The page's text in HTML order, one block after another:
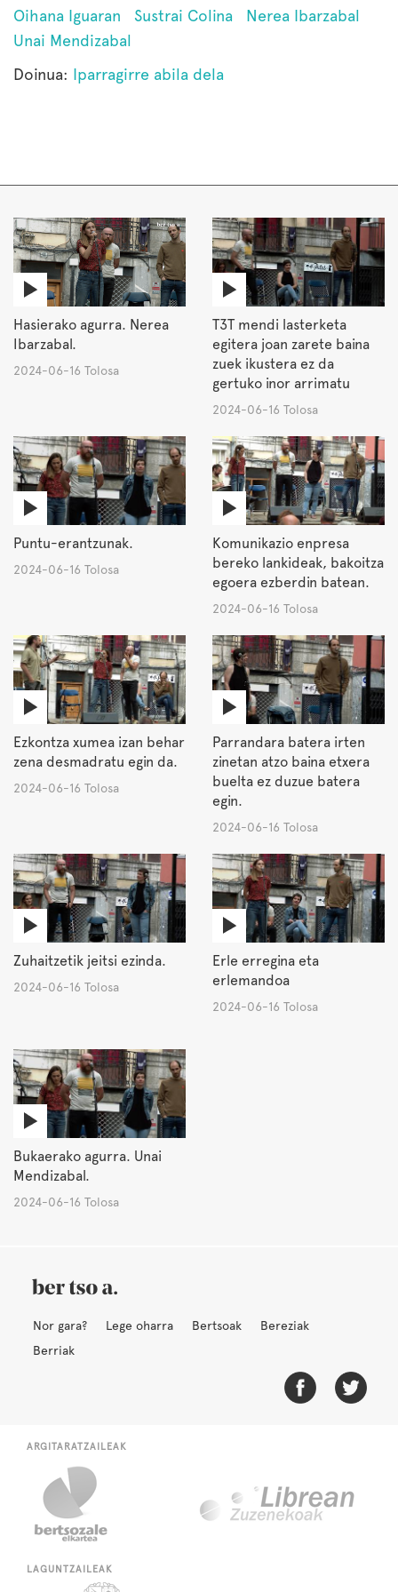
Oihana Iguaran Sustrai Colina
Nerea Ibarzabal
Unai Mendizabal
Doinua: Iparragirre abila dela
Hasierako agurra. Nerea
Ibarzabal.
2024-06-16 Tolosa
T3T mendi lasterketa
egitera joan zarete baina
zuek ikustera ez da
gertuko inor arrimatu
2024-06-16 Tolosa
Puntu-erantzunak.
2024-06-16 Tolosa
Komunikazio enpresa
bereko lankideak, bakoitza
egoera ezberdin batean.
2024-06-16 Tolosa
Ezkontza xumea izan behar
zena desmadratu egin da.
2024-06-16 Tolosa
Parrandara batera irten
zinetan atzo baina etxera
buelta ez duzue batera
egin.
2024-06-16 Tolosa
Zuhaitzetik jeitsi ezinda.
2024-06-16 Tolosa
Erle erregina eta
erlemandoa
2024-06-16 Tolosa
Bukaerako agurra. Unai
Mendizabal.
2024-06-16 Tolosa
Nor gara? Lege oharra Bertsoak
Bereziak
Berriak
ARGITARATZAILEAK
LAGUNTZAILEAK